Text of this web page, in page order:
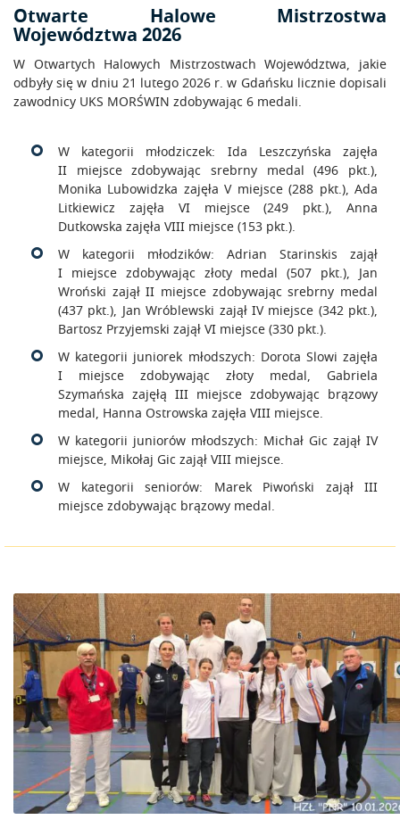
Otwarte Halowe Mistrzostwa
Województwa 2026
W Otwartych Halowych Mistrzostwach Województwa, jakie
odbyły się w dniu 21 lutego 2026 r. w Gdańsku licznie dopisali
zawodnicy UKS MORŚWIN zdobywając 6 medali.
W kategorii młodziczek: Ida Leszczyńska zajęła
II miejsce zdobywając srebrny medal (496 pkt.),
Monika Lubowidzka zajęła V miejsce (288 pkt.), Ada
Litkiewicz zajęła VI miejsce (249 pkt.), Anna
Dutkowska zajęła VIII miejsce (153 pkt.).
W kategorii młodzików: Adrian Starinskis zajął
I miejsce zdobywając złoty medal (507 pkt.), Jan
Wroński zajął II miejsce zdobywając srebrny medal
(437 pkt.), Jan Wróblewski zajął IV miejsce (342 pkt.),
Bartosz Przyjemski zajął VI miejsce (330 pkt.).
W kategorii juniorek młodszych: Dorota Slowi zajęła
I miejsce zdobywając złoty medal, Gabriela
Szymańska zajęłą III miejsce zdobywając brązowy
medal, Hanna Ostrowska zajęła VIII miejsce.
W kategorii juniorów młodszych: Michał Gic zajął IV
miejsce, Mikołaj Gic zajął VIII miejsce.
W kategorii seniorów: Marek Piwoński zajął III
miejsce zdobywając brązowy medal.